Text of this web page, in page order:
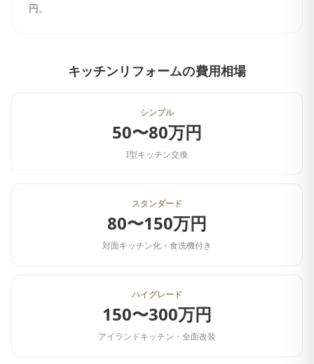
円。
キッチンリフォームの費用相場
シンプル
50〜80万円
I型キッチン交換
スタンダード
80〜150万円
対面キッチン化・食洗機付き
ハイグレード
150〜300万円
アイランドキッチン・全面改装